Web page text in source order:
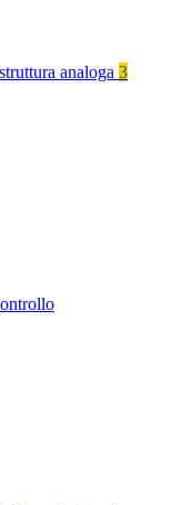
analoga 3